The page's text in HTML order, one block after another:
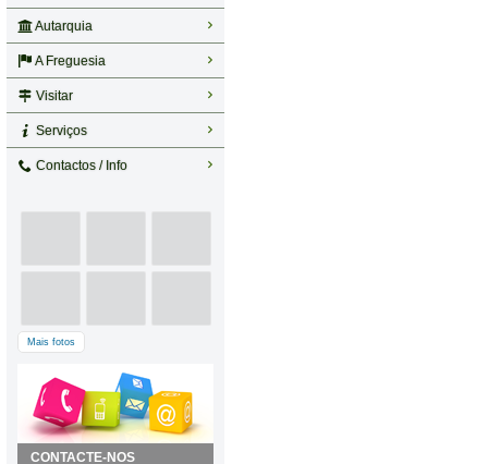
Autarquia
A Freguesia
Visitar
Serviços
Contactos / Info
Mais fotos
CONTACTE-NOS